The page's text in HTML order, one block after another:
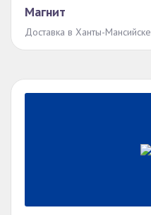
Магнит
Доставка в Ханты-Мансийске